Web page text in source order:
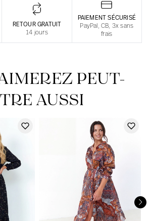
le journal
RETOUR GRATUIT
14 jours
PAIEMENT SÉCURISÉ
PayPal, CB, 3x sans
frais
PEUT-
AUSSI